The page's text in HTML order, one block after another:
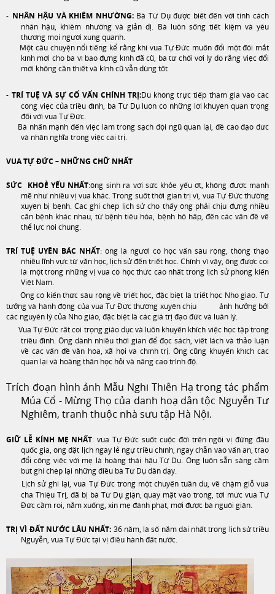
- NHÂN HẬU VÀ KHIÊM NHƯỜNG:Bà Từ Dụ được biết đến với tính cách
nhân hậu, khiêm nhường và giản dị. Bà luôn sống tiết kiệm và yêu
thương mọi người xung quanh.
Một câu chuyện nổi tiếng kể rằng khi vua Tự Đức muốn đổi một đôi mắt
kính mới cho bà vì bao đựng kính đã cũ, bà từ chối với lý do rằng việc đổi
mới không cần thiết và kính cũ vẫn dùng tốt
- TRÍ TUỆ VÀ SỰ CỐ VẤN CHÍNH TRỊ:Dù không trực tiếp tham gia vào các
công việc của triều đình, bà Từ Dụ luôn có những lời khuyên quan trọng
đối với vua Tự Đức.
Bà nhấn mạnh đến việc làm trong sạch đội ngũ quan lại, đề cao đạo đức
và nhân nghĩa trong việc cai trị.
VUA TỰ ĐỨC – NHỮNG CHỮ NHẤT
SỨC KHOẺ YẾU NHẤT:ông sinh ra với sức khỏe yếu ớt, không được mạnh
mẽ như nhiều vị vua khác. Trong suốt thời gian trị vì, vua Tự Đức thường
xuyên bị bệnh. Các ghi chép lịch sử cho thấy ông phải chịu đựng nhiều
căn bệnh khác nhau, từ bệnh tiêu hóa, bệnh hô hấp, đến các vấn đề về
thể lực nói chung.
TRÍ TUỆ UYÊN BÁC NHẤT: ông là người có học vấn sâu rộng, thông thạo
nhiều lĩnh vực từ văn học, lịch sử đến triết học. Chính vì vậy, ông được coi
là một trong những vị vua có học thức cao nhất trong lịch sử phong kiến
Việt Nam.
Ông có kiến thức sâu rộng về triết học, đặc biệt là triết học Nho giáo. Tư
tưởng và hành động của vua Tự Đức thường xuyên chịu ảnh hưởng bởi
các nguyên lý của Nho giáo, đặc biệt là các giá trị đạo đức và luân lý.
Vua Tự Đức rất coi trọng giáo dục và luôn khuyến khích việc học tập trong
triều đình. Ông dành nhiều thời gian để đọc sách, viết lách và thảo luận
về các vấn đề văn hóa, xã hội và chính trị. Ông cũng khuyến khích các
quan lại và hoàng thân học hỏi và nâng cao trình độ.
Trích đoạn hình ảnh Mẫu Nghi Thiên Hạ trong tác phẩm
Múa Cổ - Mừng Thọ của danh hoạ dân tộc Nguyễn Tư
Nghiêm, tranh thuộc nhà sưu tập Hà Nội.
GIỮ LỄ KÍNH MẸ NHẤT: vua Tự Đức suốt cuộc đời trên ngôi vị đứng đầu
quốc gia, ông đặt lịch ngày lẻ ngự triều chính, ngày chẵn vào vấn an, trao
đổi công việc với mẹ là hoàng thái hậu Từ Dụ. Ông luôn sẵn sàng cầm
bút ghi chép lại những điều bà Từ Dụ dăn dạy.
Lịch sử ghi lại, vua Tự Đức trong một chuyến tuần du, về chậm giỗ vua
cha Thiệu Trị, đã bị bà Từ Dụ giận, quay mặt vào trong, tới mức vua Tự
Đức cầm roi, nằm xuống, xin mẹ đánh phạt, mới được bà nguôi giận.
TRỊ VÌ ĐẤT NƯỚC LÂU NHẤT: 36 năm, là số năm dài nhất trong lịch sử triều
Nguyễn, vua Tự Đức tại vị điều hành đất nước.